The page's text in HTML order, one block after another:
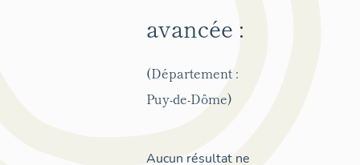
avancée :
(Département :
Puy-de-Dôme)
Aucun résultat ne